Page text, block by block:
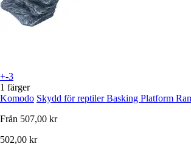
+-3
1 färger
Komodo Skydd för reptiler Basking Platform
Från 507,00 kr
502,00 kr